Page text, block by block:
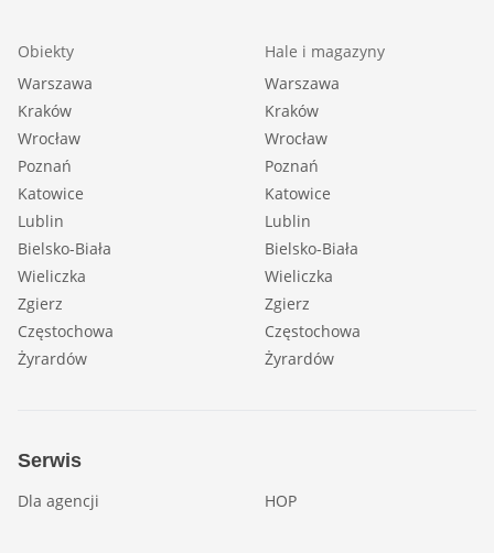
Obiekty
Warszawa
Kraków
Wrocław
Poznań
Katowice
Lublin
Bielsko-Biała
Wieliczka
Zgierz
Częstochowa
Żyrardów
Hale i magazyny
Warszawa
Kraków
Wrocław
Poznań
Katowice
Lublin
Bielsko-Biała
Wieliczka
Zgierz
Częstochowa
Żyrardów
Serwis
Dla agencji HOP